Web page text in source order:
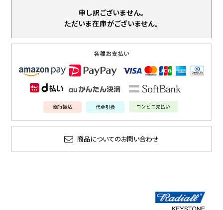
申し訳ございません。
ただいま在庫がございません。
商品についてのお問い合わせ